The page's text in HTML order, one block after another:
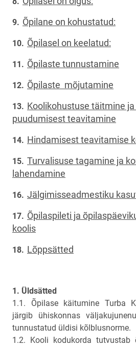
Õpilane on kohustatud:
Õpilasel on keelatud:
Õpilaste tunnustamine
Õpilaste mõjutamine
Koolikohustuse täitmine
puudumisest teavitamine
Hindamisest teavitamise
Turvalisuse tagamine ja
lahendamine
Jälgimisseadmestiku
Õpilaspileti ja
koolis
Lõppsätted
1. Üldsätted
1.1. Õpilase käitumine Turba
järgib ühiskonnas
tunnustatud üldisi kõlblusnorme.
1.2. Kooli kodukorda tutvustab